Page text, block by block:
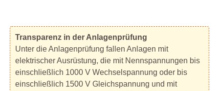
Transparenz in der Anlagenprüfung
Unter die Anlagenprüfung fallen Anlagen mit
elektrischer Ausrüstung, die mit Nennspannungen bis
einschließlich 1000 V Wechselspannung oder bis
einschließlich 1500 V Gleichspannung und mit